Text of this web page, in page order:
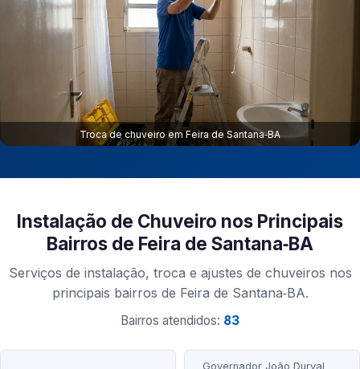
Troca de chuveiro em Feira de Santana‑BA
Instalação de Chuveiro nos Principais
Bairros de Feira de Santana‑BA
Serviços de instalação, troca e ajustes de chuveiros nos
principais bairros de Feira de Santana‑BA.
Bairros atendidos: 83
Governador João Durval